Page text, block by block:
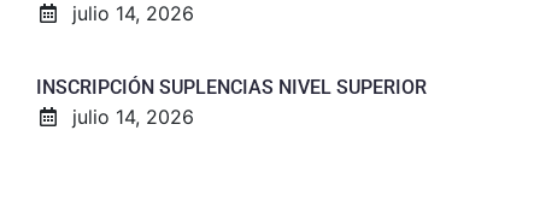
julio 14, 2026
INSCRIPCIÓN SUPLENCIAS NIVEL SUPERIOR
julio 14, 2026